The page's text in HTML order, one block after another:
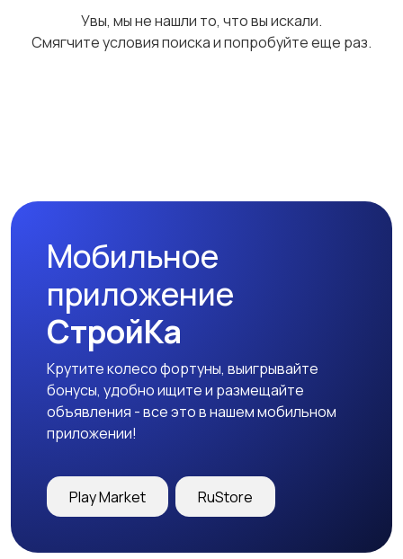
Охрана и
сигнализации
Другое
Увы, мы не нашли то, что вы искали.
Смягчите условия поиска и попробуйте еще раз.
Мобильное
приложение
СтройКа
Крутите колесо фортуны, выигрывайте
бонусы, удобно ищите и размещайте
объявления - все это в нашем мобильном
приложении!
Play Market RuStore